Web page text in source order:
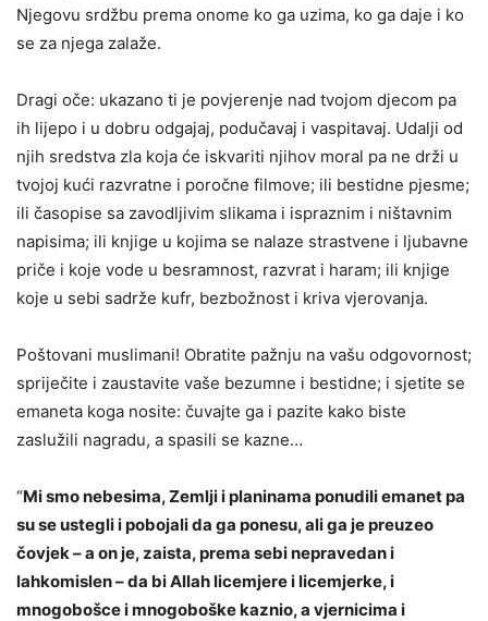
Njegovu srdžbu prema onome ko ga uzima, ko ga daje i ko
se za njega zalaže.
Dragi oče: ukazano ti je povjerenje nad tvojom djecom pa
ih lijepo i u dobru odgajaj, podučavaj i vaspitavaj. Udalji od
njih sredstva zla koja će iskvariti njihov moral pa ne drži u
tvojoj kući razvratne i poročne filmove; ili bestidne pjesme;
ili časopise sa zavodljivim slikama i ispraznim i ništavnim
napisima; ili knjige u kojima se nalaze strastvene i ljubavne
priče i koje vode u besramnost, razvrat i haram; ili knjige
koje u sebi sadrže kufr, bezbožnost i kriva vjerovanja.
Poštovani muslimani! Obratite pažnju na vašu odgovornost;
spriječite i zaustavite vaše bezumne i bestidne; i sjetite se
emaneta koga nosite: čuvajte ga i pazite kako biste
zaslužili nagradu, a spasili se kazne…
“Mi smo nebesima, Zemlji i planinama ponudili emanet pa
su se ustegli i pobojali da ga ponesu, ali ga je preuzeo
čovjek – a on je, zaista, prema sebi nepravedan i
lahkomislen – da bi Allah licemjere i licemjerke, i
mnogobošce i mnogoboške kaznio, a vjernicima i